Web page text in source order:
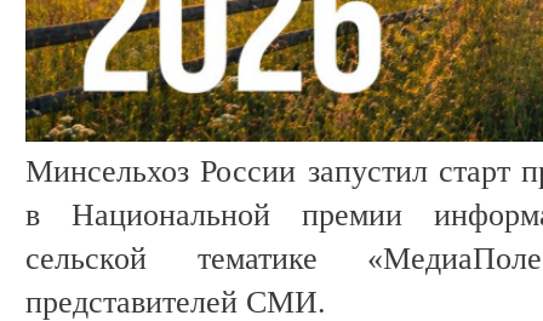
Минсельхоз России запустил старт
в Национальной премии
сельской тематике
представителей СМИ.